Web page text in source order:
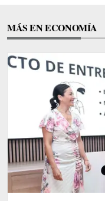
MÁS EN ECONOMÍA